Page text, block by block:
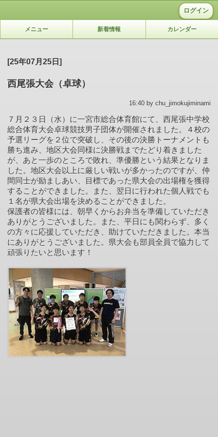
ログイン
メニュー 新着情報 カレンダー
[25年07月25日]
西尾張大会（卓球）
16:40 by chu_jimokujiminami
７月２３日（水）に一宮市総合体育館にて、西尾張中学校
総合体育大会卓球競技男子団体が開催されました。４校の
予選リーグを２位で突破し、その後の決勝トーナメントも
勝ち進み、地区大会同様に決勝戦までたどり着きました
が、あと一歩のところで敗れ、準優勝という結果となりま
した。地区大会以上に厳しい戦いが多かったのですが、仲
間同士が励ましあい、目標であった県大会の出場権を獲得
することができました。また、翌日に行われた個人戦でも
１名が県大会出場を決めることができました。
保護者の皆様には、朝早くからお弁当を準備していただき
ありがとうございました。また、平日にも関わらず、多く
の方々に応援していただき、助けていただきました。本当
にありがとうございました。県大会も部員全員で協力して
頑張りたいと思います！